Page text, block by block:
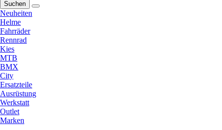
Suchen
Neuheiten
Helme
Fahrräder
Rennrad
Kies
MTB
BMX
City
Ersatzteile
Ausrüstung
Werkstatt
Outlet
Marken